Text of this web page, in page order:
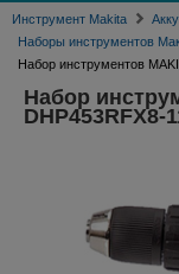
Инструмент Makita
Наборы инструментов
Набор инструментов
Набор
DHP453RFX8-